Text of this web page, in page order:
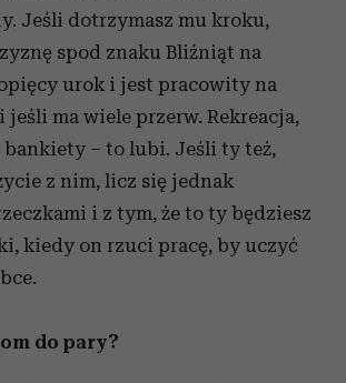
Jeśli dotrzymasz mu kroku,
spod znaku Bliźniąt na
urok i jest pracowity na
ma wiele przerw. Rekreacja,
bankiety – to lubi. Jeśli ty też,
z nim, licz się jednak
i z tym, że to ty będziesz
kiedy on rzuci pracę, by uczyć
do pary?